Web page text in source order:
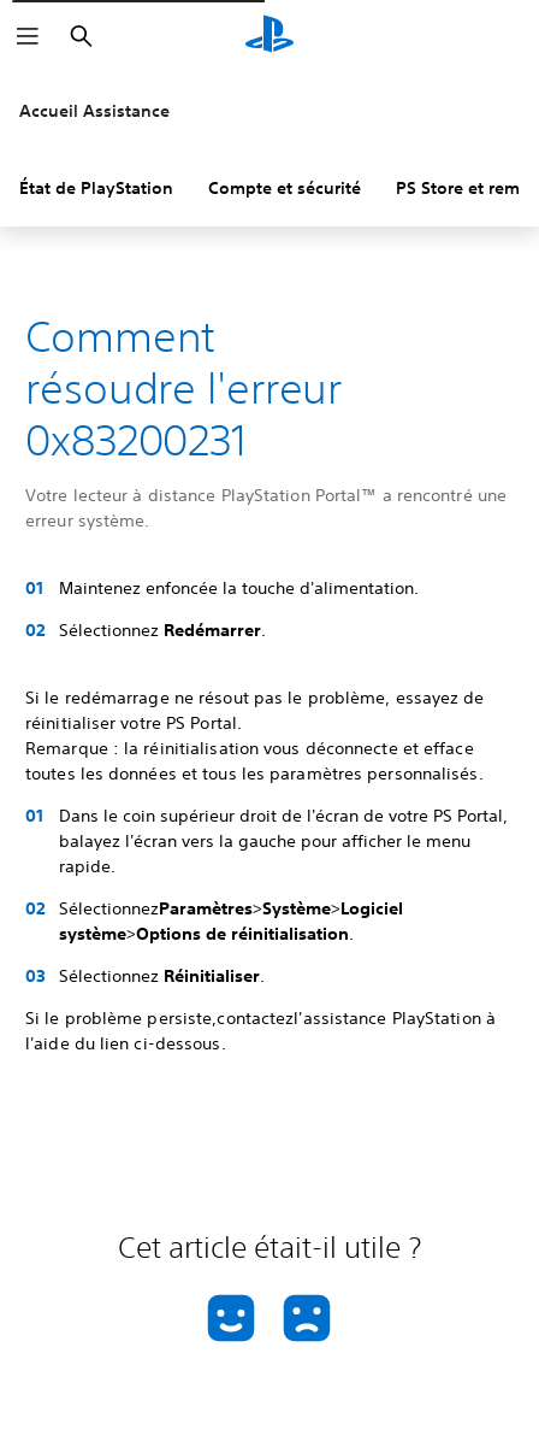
Rechercher
Accueil Assistance
État de PlayStation Compte et sécurité PS Store et
Comment
résoudre l'erreur
0x83200231
Votre lecteur à distance PlayStation Portal™ a rencontré une
erreur système.
Maintenez enfoncée la touche d'alimentation.
Sélectionnez Redémarrer.
Si le redémarrage ne résout pas le problème, essayez de
réinitialiser votre PS Portal.
Remarque : la réinitialisation vous déconnecte et efface
toutes les données et tous les paramètres personnalisés.
Dans le coin supérieur droit de l'écran de votre PS Portal,
balayez l'écran vers la gauche pour afficher le menu
rapide.
SélectionnezParamètres>Système>Logiciel
système>Options de réinitialisation.
Sélectionnez Réinitialiser.
Si le problème persiste,contactezl'assistance PlayStation à
l'aide du lien ci-dessous.
Cet article était-il utile ?